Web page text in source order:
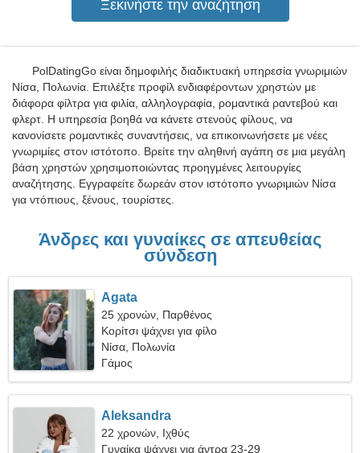
PolDatingGo είναι δημοφιλής διαδικτυακή υπηρεσία γνωριμιών
Νίσα, Πολωνία. Επιλέξτε προφίλ ενδιαφέροντων χρηστών με
διάφορα φίλτρα για φιλία, αλληλογραφία, ρομαντικά ραντεβού και
φλερτ. Η υπηρεσία βοηθά να κάνετε στενούς φίλους, να
κανονίσετε ρομαντικές συναντήσεις, να επικοινωνήσετε με νέες
γνωριμίες στον ιστότοπο. Βρείτε την αληθινή αγάπη σε μια μεγάλη
βάση χρηστών χρησιμοποιώντας προηγμένες λειτουργίες
αναζήτησης. Εγγραφείτε δωρεάν στον ιστότοπο γνωριμιών Νίσα
για ντόπιους, ξένους, τουρίστες.
Άνδρες και γυναίκες σε απευθείας
σύνδεση
Agata
25 χρονών, Παρθένος
Κορίτσι ψάχνει για φίλο
Νίσα, Πολωνία
Γάμος
Aleksandra
22 χρονών, Ιχθύς
Γυναίκα ψάχνει για άντρα 23-29